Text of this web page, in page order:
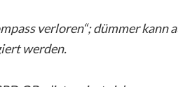
verloren“; dümmer kann
werden.